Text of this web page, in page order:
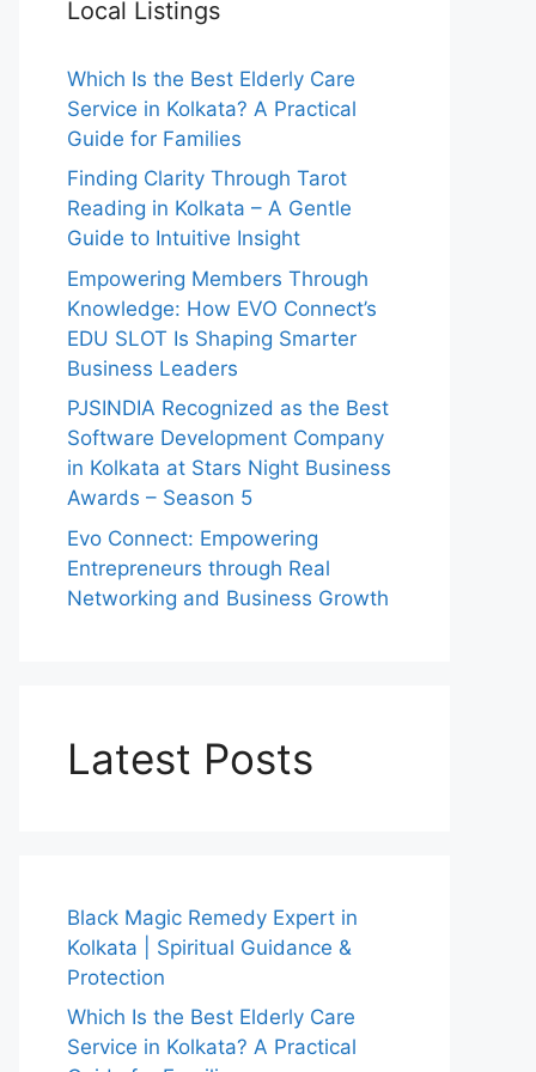
Local Listings
Which Is the Best Elderly Care
Service in Kolkata? A Practical
Guide for Families
Finding Clarity Through Tarot
Reading in Kolkata – A Gentle
Guide to Intuitive Insight
Empowering Members Through
Knowledge: How EVO Connect’s
EDU SLOT Is Shaping Smarter
Business Leaders
PJSINDIA Recognized as the Best
Software Development Company
in Kolkata at Stars Night Business
Awards – Season 5
Evo Connect: Empowering
Entrepreneurs through Real
Networking and Business Growth
Latest Posts
Black Magic Remedy Expert in
Kolkata | Spiritual Guidance &
Protection
Which Is the Best Elderly Care
Service in Kolkata? A Practical